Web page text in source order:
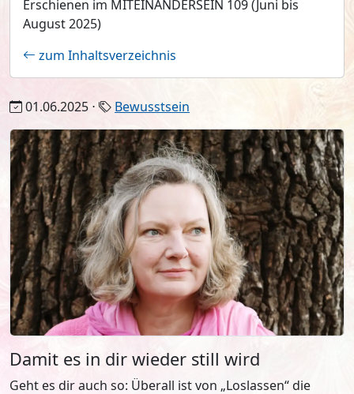
Erschienen im MITEINANDERSEIN 109 (Juni bis
August 2025)
zum Inhaltsverzeichnis
01.06.2025 ⋅ Bewusstsein
Damit es in dir wieder still wird
Geht es dir auch so: Überall ist von „Loslassen“ die